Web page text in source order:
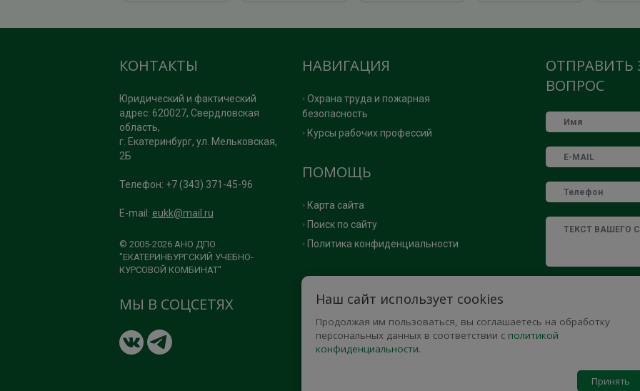
ОТПРАВИТЬ
ВОПРОС
персональных
НАВИГАЦИЯ
Охрана труда и пожарная
безопасность
Курсы рабочих профессий
ПОМОЩЬ
Карта сайта
Поиск по сайту
Политика конфиденциальности
КОНТАКТЫ
Юридический и фактический
адрес: 620027, Свердловская
область,
г. Екатеринбург, ул. Мельковская,
2Б
Телефон: +7 (343) 371-45-96
E-mail: eukk@mail.ru
© 2005-2026 АНО ДПО
"ЕКАТЕРИНБУРГСКИЙ УЧЕБНО-
КУРСОВОЙ КОМБИНАТ"
МЫ В СОЦСЕТЯХ Наш сайт использует cookies
Продолжая им пользоваться, вы соглашаетесь на обработку
персональных данных в соответствии с политикой
конфиденциальности.
Принять